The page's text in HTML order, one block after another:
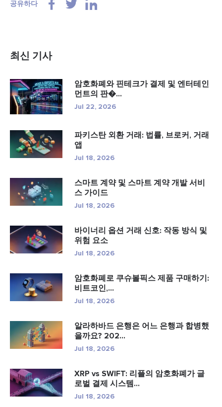
공유하다
최신 기사
암호화폐와 핀테크가 결제 및 엔터테인
먼트의 판�...
Jul 22, 2026
파키스탄 외환 거래: 법률, 브로커, 거래
앱
Jul 18, 2026
스마트 계약 및 스마트 계약 개발 서비
스 가이드
Jul 18, 2026
바이너리 옵션 거래 신호: 작동 방식 및
위험 요소
Jul 18, 2026
암호화폐로 쿠슈볼픽스 제품 구매하기:
비트코인,...
Jul 18, 2026
알라하바드 은행은 어느 은행과 합병했
을까요? 202...
Jul 18, 2026
XRP vs SWIFT: 리플의 암호화폐가 글
로벌 결제 시스템...
Jul 18, 2026